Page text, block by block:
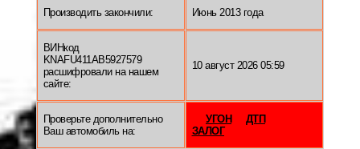
Производить закончили: Июнь 2013 года
ВИНкод
KNAFU411AB5927579
расшифровали на нашем
сайте:
10 август 2026 05:59
Проверьте дополнительно
Ваш автомобиль на:
УГОН
ДТП
ЗАЛОГ